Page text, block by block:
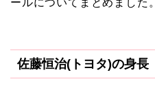
佐藤恒治(トヨタ)の身長